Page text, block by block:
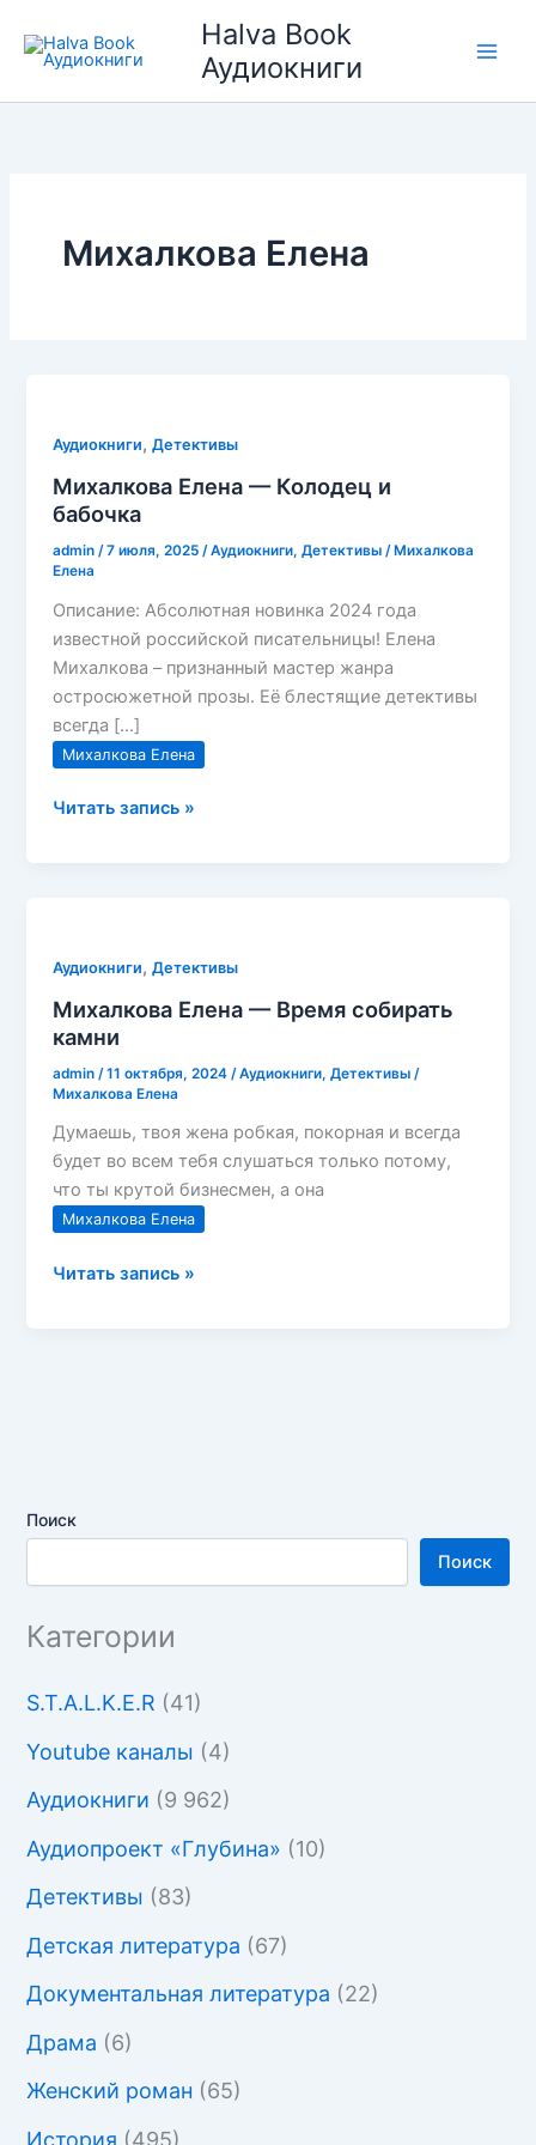
содержимому
Halva Book
Аудиокниги
Михалкова Елена
Аудиокниги,Детективы
Михалкова Елена — Колодец и
бабочка
admin /7 июля, 2025 /Аудиокниги,Детективы /Михалкова
Елена
Описание: Абсолютная новинка 2024 года
известной российской писательницы! Елена
Михалкова – признанный мастер жанра
остросюжетной прозы. Её блестящие детективы
всегда […]
Михалкова Елена
Михалкова
Читать запись »
Аудиокниги,Детективы
Михалкова Елена — Время собирать
камни
admin /11 октября, 2024 /Аудиокниги,Детективы /
Михалкова Елена
Думаешь, твоя жена робкая, покорная и всегда
будет во всем тебя слушаться только потому,
что ты крутой бизнесмен, а она
Михалкова Елена
Михалкова
Читать запись »
Поиск
Поиск
Категории
S.T.A.L.K.E.R (41)
Youtube каналы (4)
Аудиокниги (9 962)
Аудиопроект «Глубина» (10)
Детективы (83)
Детская литература (67)
Документальная литература (22)
Драма (6)
Женский роман (65)
История (495)